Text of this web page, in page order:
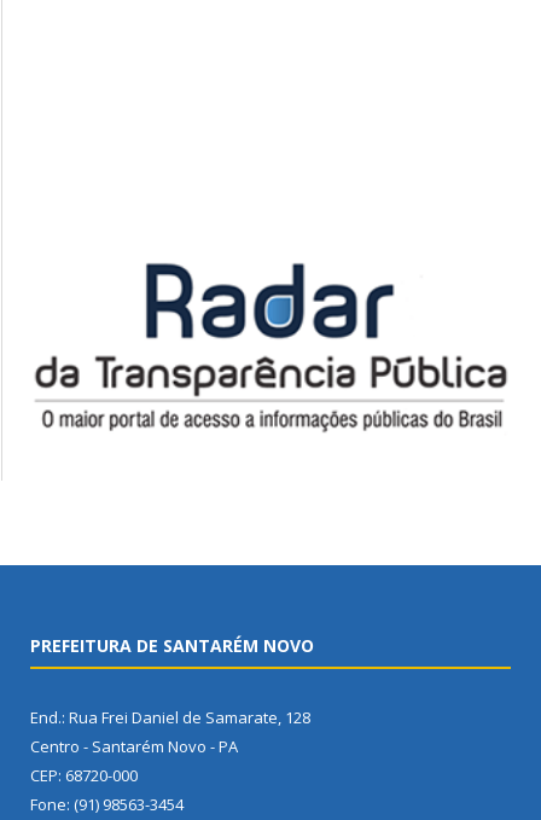
PREFEITURA DE SANTARÉM NOVO
End.: Rua Frei Daniel de Samarate, 128
Centro - Santarém Novo - PA
CEP: 68720-000
Fone: (91) 98563-3454